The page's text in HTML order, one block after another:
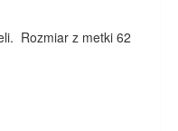
Rozmiar z metki 62